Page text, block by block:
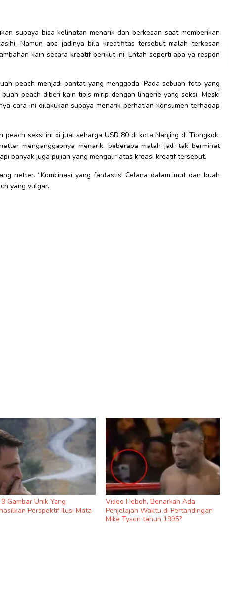
supaya bisa kelihatan menarik dan berkesan saat memberikan
Namun apa jadinya bila kreatifitas tersebut malah terkesan
kain secara kreatif berikut ini. Entah seperti apa ya respon
peach menjadi pantat yang menggoda. Pada sebuah foto yang
peach diberi kain tipis mirip dengan lingerie yang seksi. Meski
cara ini dilakukan supaya menarik perhatian konsumen terhadap
peach seksi ini di jual seharga USD 80 di kota Nanjing di Tiongkok.
menganggapnya menarik, beberapa malah jadi tak berminat
banyak juga pujian yang mengalir atas kreasi kreatif tersebut.
netter. “Kombinasi yang fantastis! Celana dalam imut dan buah
yang vulgar.
Gambar Unik Yang
Perspektif Ilusi Mata
Video Heboh, Benarkah Ada
Penjelajah Waktu di Pertandingan
Mike Tyson tahun 1995?